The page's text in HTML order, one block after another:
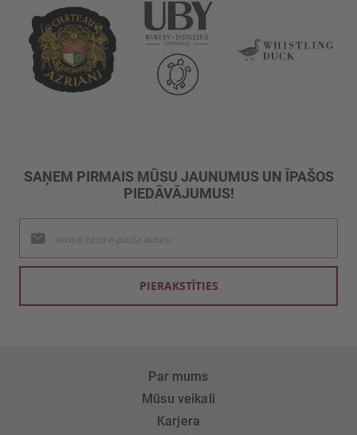
SAŅEM PIRMAIS MŪSU JAUNUMUS UN ĪPAŠOS
PIEDĀVĀJUMUS!
jaunumu
saņemšanai:
PIERAKSTĪTIES
Par mums
Mūsu veikali
Karjera